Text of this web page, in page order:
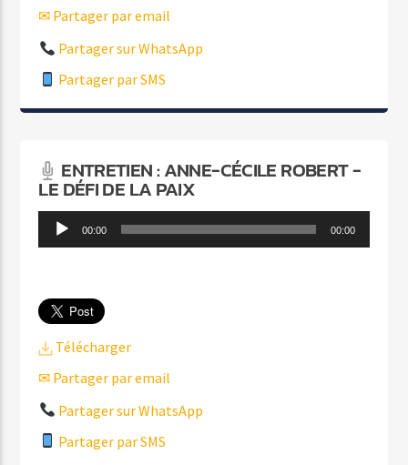
✉ Partager par email
Partager sur WhatsApp
Partager par SMS
ENTRETIEN : ANNE-CÉCILE ROBERT -
LE DÉFI DE LA PAIX
Lecteur 00:00 00:00
Télécharger
✉ Partager par email
Partager sur WhatsApp
Partager par SMS